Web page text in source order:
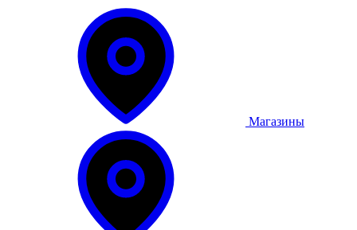
Магазины